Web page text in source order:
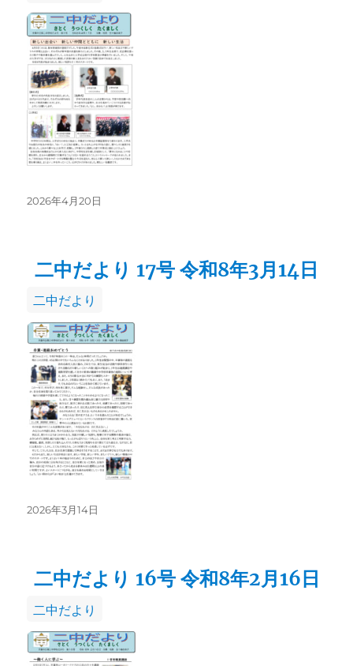
テ
ゴ
リ
ー
投
2026年4月20日
二中だより 17号 令和8年3月14日
カ
テ
ゴ
リ
ー
二中だより
投
2026年3月14日
二中だより 16号 令和8年2月16日
カ
テ
ゴ
二中だより